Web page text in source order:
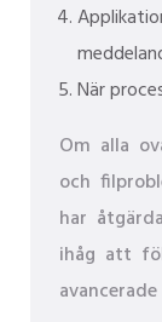
När
Om alla
och
har
ihåg att